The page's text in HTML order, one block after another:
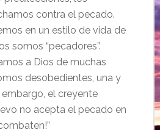
contra el pecado.
en un estilo de vida de
somos “pecadores”.
a Dios de muchas
desobedientes, una y
el creyente
no acepta el pecado en